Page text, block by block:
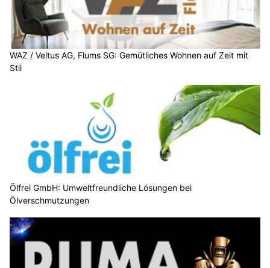
WAZ / Veltus AG, Flums SG: Gemütliches Wohnen auf Zeit mit
Stil
Ölfrei GmbH: Umweltfreundliche Lösungen bei
Ölverschmutzungen